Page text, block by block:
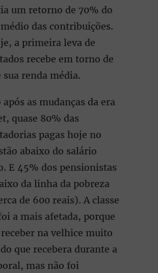
um retorno de 70% do
das contribuições.
a primeira leva de
recebe em torno de
sua renda média.
as mudanças da era
quase 80% das
pagas hoje no
abaixo do salário
E 45% dos pensionistas
da linha da pobreza
de 600 reais). A classe
a mais afetada, porque
receber na velhice muito
que recebera durante a
mas não foi